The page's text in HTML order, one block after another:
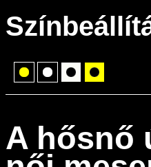
A hősnő